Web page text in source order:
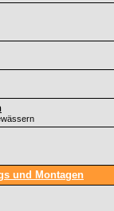
und Montagen